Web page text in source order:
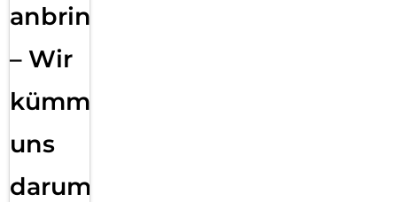
anbringen
– Wir
kümmern
uns
darum!